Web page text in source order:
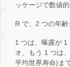
ッケージで数値
R で、2 つの年
1 つは、曝露が 1
オ、もう 1 つは
平均世界寿命)ま